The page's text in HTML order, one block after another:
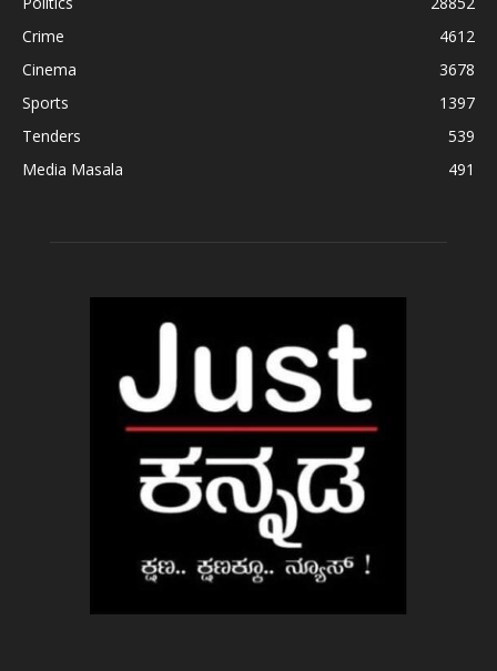
Crime
4612
Cinema
3678
Sports
1397
Tenders
539
Media Masala
491